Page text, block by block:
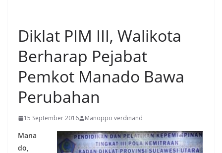
Diklat PIM III, Walikota
Berharap Pejabat
Pemkot Manado Bawa
Perubahan
15 September 2016 Manoppo verdinand
Mana
do,